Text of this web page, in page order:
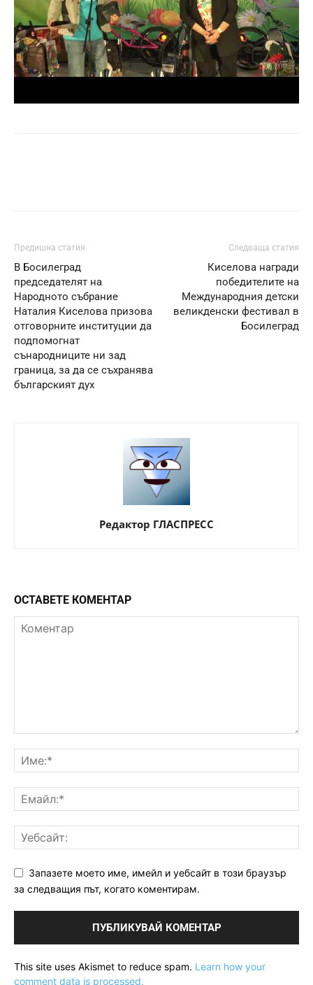
Предишна статия
В Босилеград
председателят на
Народното събрание
Наталия Киселова призова
отговорните институции да
подпомогнат
сънародниците ни зад
граница, за да се съхранява
българският дух
Следваща статия
Киселова награди
победителите на
Международния детски
великденски фестивал в
Босилеград
Редактор ГЛАСПРЕСС
ОСТАВЕТЕ КОМЕНТАР
Запазете моето име, имейл и уебсайт в този браузър
за следващия път, когато коментирам.
This site uses Akismet to reduce spam. Learn how your
comment data is processed.